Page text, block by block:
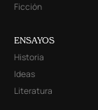
Ficción
ENSAYOS
Historia
Ideas
Literatura